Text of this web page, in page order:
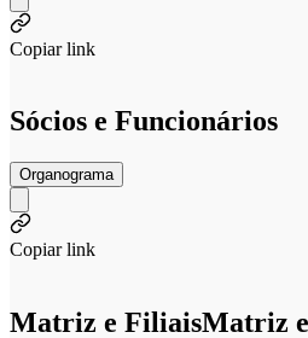
Copiar link
Sócios e Funcionários
Organograma
Copiar link
Matriz e FiliaisMatriz